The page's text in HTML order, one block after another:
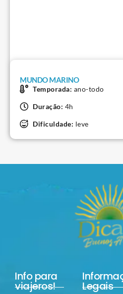
MUNDO MARINO
Temporada: ano-todo
Duração: 4h
Dificuldade: leve
Info para
viajeros! Legais